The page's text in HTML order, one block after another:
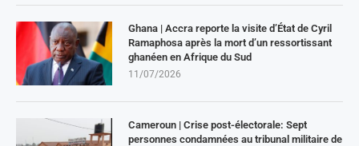
Ghana | Accra reporte la visite d’État de Cyril
Ramaphosa après la mort d’un ressortissant
ghanéen en Afrique du Sud
11/07/2026
Cameroun | Crise post-électorale: Sept
personnes condamnées au tribunal militaire de